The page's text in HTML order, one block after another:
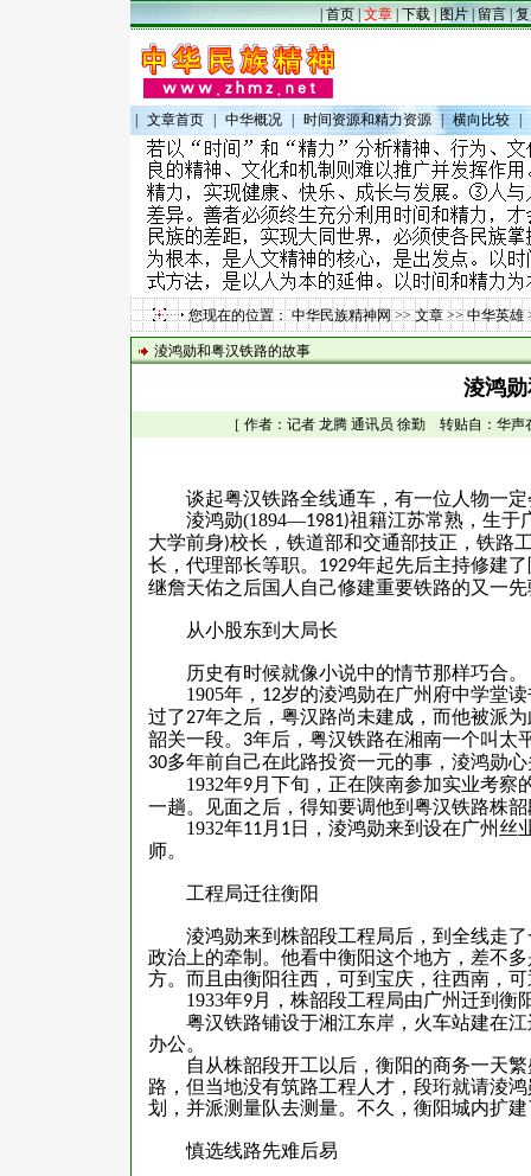
|首页|文章|下载| 图片|留言|
文章首页 中华概况 时间资源和精力资源 | 横向比较
您现在的位置：中华民族精神网>>文章>>中华英雄
淩鸿勋和粤汉铁路的故事
淩鸿
［ 作者：记者 龙腾 通讯员 徐勤 转贴自：华
谈起粤汉铁路全线通车，有一位人物一
淩鸿勋(1894—1981)祖籍江苏常熟，生于
大学前身)校长，铁道部和交通部技正，铁路
长，代理部长等职。 1929年起先后主持修建
继詹天佑之后国人自己修建重要铁路的又一
从小股东到大局长
历史有时候就像小说中的情节那样巧合。
1905年， 12岁的淩鸿勋在广州府中学堂
过了27年之后，粤汉路尚未建成，而他被派
韶关一段。 3年后，粤汉铁路在湘南一个叫太
30多年前自己在此路投资一元的事，淩鸿勋
1932年9月下旬，正在陕南参加实业考察
一趟。见面之后，得知要调他到粤汉铁路株
1932年11月 1日，淩鸿勋来到设在广州丝
师。
工程局迁往衡阳
淩鸿勋来到株韶段工程局后，到全线走
政治上的牵制。他看中衡阳这个地方，差不
方。而且由衡阳往西，可到宝庆，往西南，
1933年9月，株韶段工程局由广州迁到衡
粤汉铁路铺设于湘江东岸，火车站建在
办公。
自从株韶段开工以后，衡阳的商务一天
路，但当地没有筑路工程人才，段珩就请淩
划，并派测量队去测量。不久，衡阳城内扩
慎选线路先难后易